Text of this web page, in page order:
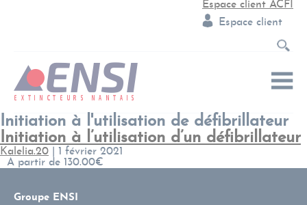
Espace client ACFI
Espace client
Initiation à l'utilisation de défibrillateur
Initiation à l’utilisation d’un défibrillateur
Kalelia.20
1 février 2021
A partir de 130.00€
Groupe ENSI